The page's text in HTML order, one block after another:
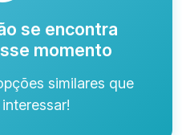
se encontra
momento
similares que